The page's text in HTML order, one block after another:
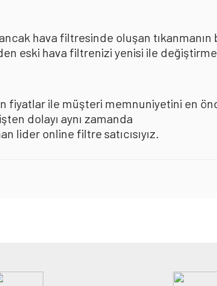
hava filtresinde oluşan
eski hava filtrenizi yenisi ile
fiyatlar ile müşteri memnuniyetini en
dolayı aynı zamanda
online filtre satıcısıyız.